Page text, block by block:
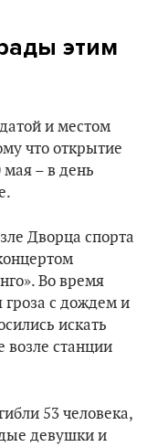
этим
и местом
что открытие
– в день
Дворца спорта
Во время
гроза с дождем и
искать
станции
53 человека,
девушки и